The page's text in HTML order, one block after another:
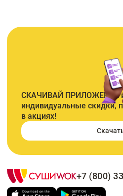
СКАЧИВАЙ ПРИЛОЖЕНИЕ
индивидуальные скидки,
в акциях!
+7 (800)